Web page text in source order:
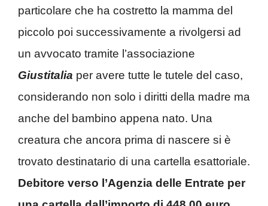
particolare che ha costretto la mamma del
piccolo poi successivamente a rivolgersi ad
un avvocato tramite l’associazione
Giustitalia per avere tutte le tutele del caso,
considerando non solo i diritti della madre ma
anche del bambino appena nato. Una
creatura che ancora prima di nascere si è
trovato destinatario di una cartella esattoriale.
Debitore verso l’Agenzia delle Entrate per